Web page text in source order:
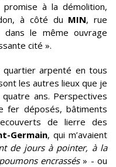
à la démolition,
à côté du MIN, rue
dans le même ouvrage
cité ».
quartier arpenté en tous
les autres lieux que je
ans. Perspectives
fer déposés, bâtiments
de lierre des
Germain, qui m’avaient
de jours à pointer, à la
encrassés» - ou